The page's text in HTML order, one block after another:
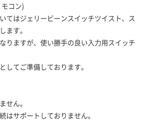
コン)
てはジェリービーンスイッチツイスト、ス
ます。
りますが、使い勝手の良い入力用スイッチ
してご準備しております。
せん。
はサポートしておりません。